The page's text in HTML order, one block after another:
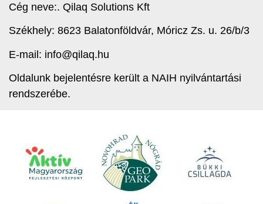
Cég neve:. Qilaq Solutions Kft
Székhely: 8623 Balatonföldvár, Móricz Zs. u. 26/b/3
E-mail: info@qilaq.hu
Oldalunk bejelentésre került a NAIH nyilvántartási
rendszerébe.